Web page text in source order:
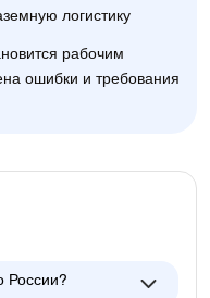
логистику
рабочим
ошибки и требования
России?